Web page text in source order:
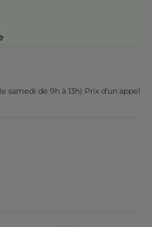
samedi de 9h à 13h) Prix d'un appel